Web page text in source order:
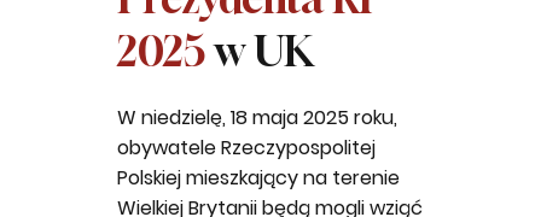
2025w UK
W niedzielę, 18 maja 2025 roku,
obywatele Rzeczypospolitej
Polskiej mieszkający na terenie
Wielkiej Brytanii będą mogli wziąć